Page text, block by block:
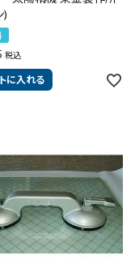
探す
しない
容で検索
)
税込
に入れる